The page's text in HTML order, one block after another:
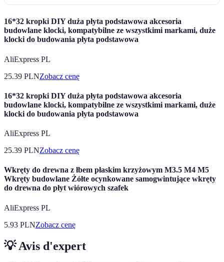
16*32 kropki DIY duża płyta podstawowa akcesoria
budowlane klocki, kompatybilne ze wszystkimi markami, duże
klocki do budowania płyta podstawowa
AliExpress PL
25.39 PLNZobacz cenę
16*32 kropki DIY duża płyta podstawowa akcesoria
budowlane klocki, kompatybilne ze wszystkimi markami, duże
klocki do budowania płyta podstawowa
AliExpress PL
25.39 PLNZobacz cenę
Wkręty do drewna z łbem płaskim krzyżowym M3.5 M4 M5
Wkręty budowlane Żółte ocynkowane samogwintujące wkręty
do drewna do płyt wiórowych szafek
AliExpress PL
5.93 PLNZobacz cenę
💡 Avis d'expert